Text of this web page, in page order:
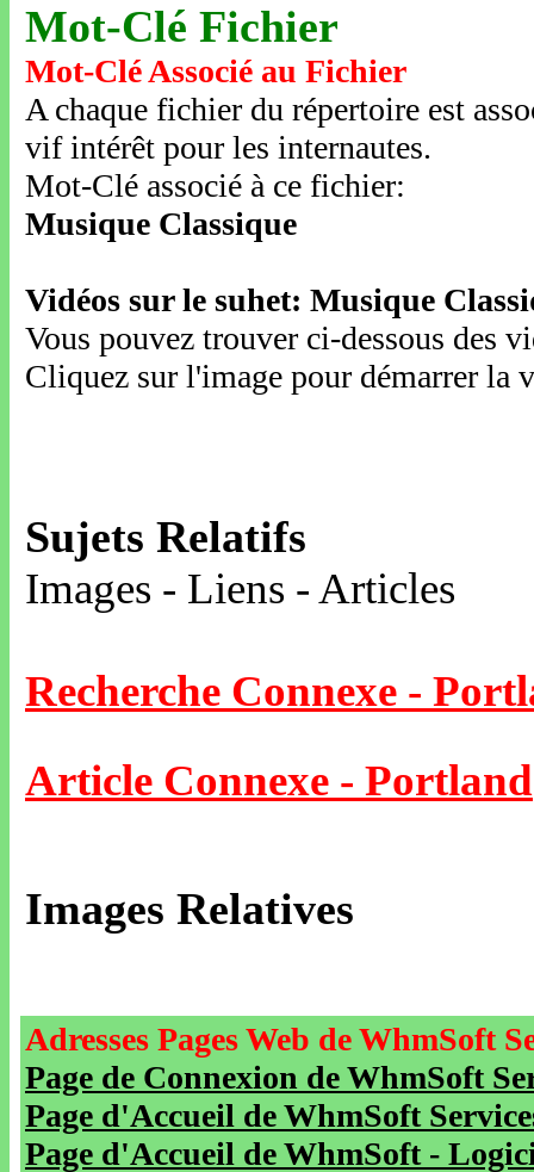
Mot-Clé Fichier
Mot-Clé Associé au Fichier
A chaque fichier du répertoire est
vif intérêt pour les internautes.
Mot-Clé associé à ce fichier:
Musique Classique
Vidéos sur le suhet: Musique
Vous pouvez trouver ci-dessous des
Cliquez sur l'image pour démarrer la
Sujets Relatifs
Images - Liens - Articles
Recherche Connexe -
Article Connexe - Portland
Images Relatives
Adresses Pages Web de WhmSoft
Page de Connexion de WhmSoft
Page d'Accueil de WhmSoft
Page d'Accueil de WhmSoft -